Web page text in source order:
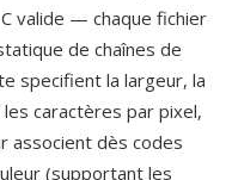
valide — chaque fichier
de chaînes de
specifient la largeur, la
caractères par pixel,
associent dès codes
(supportant les